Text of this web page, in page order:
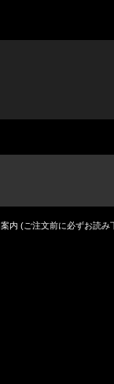
案内 (ご注文前に必ずお読み